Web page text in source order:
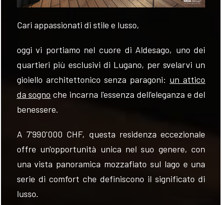
Cari appassionati di stile e lusso,
oggi vi portiamo nel cuore di Aldesago, uno dei
quartieri più esclusivi di Lugano, per svelarvi un
gioiello architettonico senza paragoni: un attico
da sogno che incarna l'essenza dell'eleganza e del
benessere.
A 7'990'000 CHF, questa residenza eccezionale
offre un'opportunità unica nel suo genere, con
una vista panoramica mozzafiato sul lago e una
serie di comfort che definiscono il significato di
lusso.
AWARDS
FOLLOW